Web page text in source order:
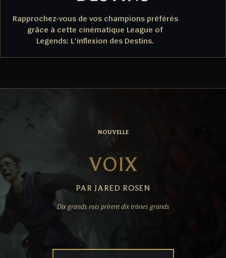
Rapprochez-vous de vos champions préférés
grâce à cette cinématique League of
Legends: L'inflexion des Destins.
NOUVELLE
VOIX
PAR JARED ROSEN
Dix grands rois prirent dix trônes grands